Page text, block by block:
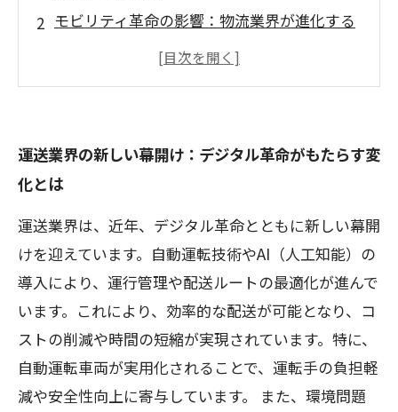
モビリティ革命の影響：物流業界が進化する
自動運転とAIの導入：運送業界の未来を切り
エコ配送と環境配慮：持続可能な運送業界の
新しい道
く環境の変化
運送業界の新たな魅力を探る：革新的なサー
ビス形態の登場
未来を見据えた運送業界の展望：新しい可能
性を追求して
運送業界の新しい幕開け：デジタル革命がもたらす変
化とは
運送業界は、近年、デジタル革命とともに新しい幕開
けを迎えています。自動運転技術やAI（人工知能）の
導入により、運行管理や配送ルートの最適化が進んで
います。これにより、効率的な配送が可能となり、コ
ストの削減や時間の短縮が実現されています。特に、
自動運転車両が実用化されることで、運転手の負担軽
減や安全性向上に寄与しています。 また、環境問題